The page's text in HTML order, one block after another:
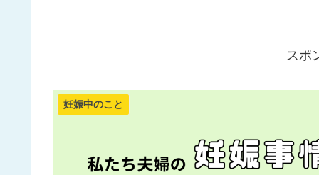
スポ
妊娠中のこと